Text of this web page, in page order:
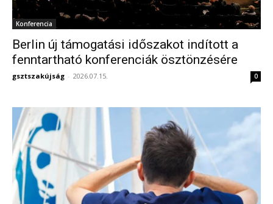
Konferencia
Berlin új támogatási időszakot indított a
fenntartható konferenciák ösztönzésére
gsztszakújság - 2026.07.15. 0